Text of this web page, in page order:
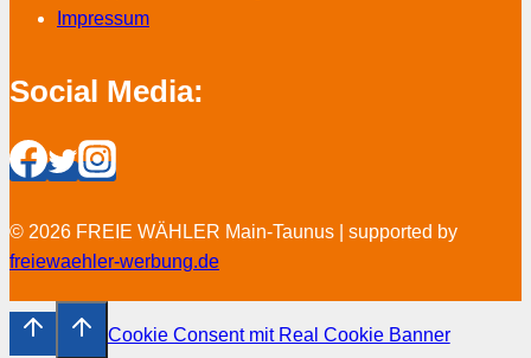
Impressum
Social Media:
© 2026 FREIE WÄHLER Main-Taunus | supported by
freiewaehler-werbung.de
Cookie Consent mit Real Cookie Banner